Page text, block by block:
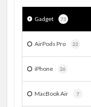
Gadget 73
AirPods Pro 22
iPhone 26
MacBook Air 7